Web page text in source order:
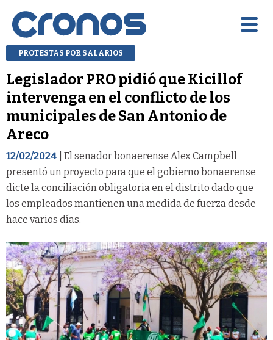
PROTESTAS POR SALARIOS
Legislador PRO pidió que Kicillof
intervenga en el conflicto de los
municipales de San Antonio de
Areco
12/02/2024 | El senador bonaerense Alex Campbell
presentó un proyecto para que el gobierno bonaerense
dicte la conciliación obligatoria en el distrito dado que
los empleados mantienen una medida de fuerza desde
hace varios días.